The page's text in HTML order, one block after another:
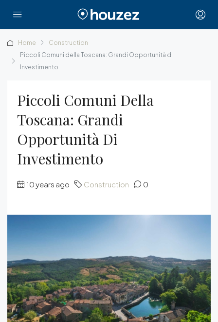
Home
Construction
Piccoli Comuni della Toscana: Grandi Opportunità di
Investimento
Piccoli Comuni Della
Toscana: Grandi
Opportunità Di
Investimento
10 years ago Construction 0